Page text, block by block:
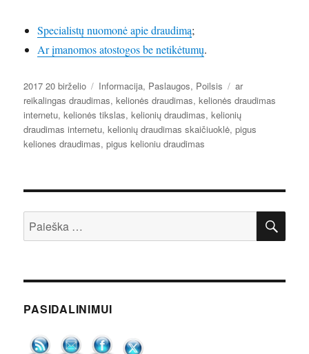
Specialistų nuomonė apie draudimą;
Ar įmanomos atostogos be netikėtumų.
Paskelbta
2017 20 birželio Kategorijos
Informacija, Paslaugos, Poilsis Žymos
ar
reikalingas draudimas,kelionės draudimas,kelionės draudimas
internetu,kelionės tikslas,kelionių draudimas,kelionių
draudimas internetu,kelionių draudimas skaičiuoklė,pigus
keliones draudimas,pigus kelioniu draudimas
Ieškoti:
PASIDALINIMUI